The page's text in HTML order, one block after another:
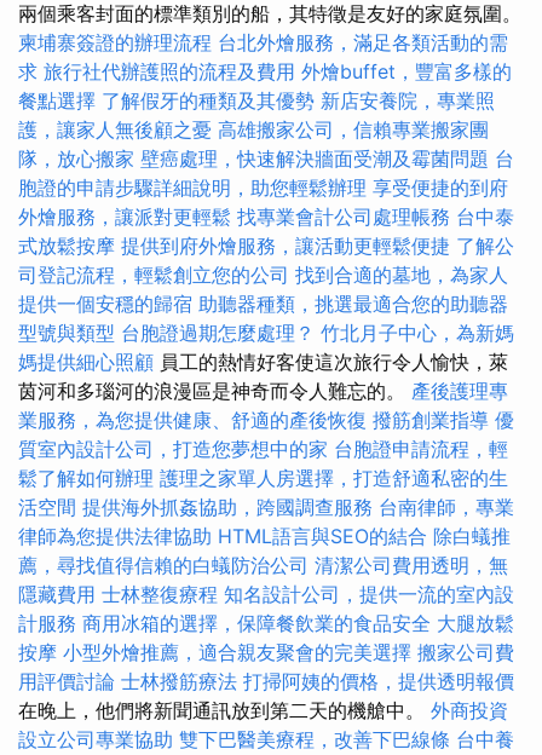
兩個乘客封面的標準類別的船，其特徵是友好的家庭氛圍。
柬埔寨簽證的辦理流程 台北外燴服務，滿足各類活動的需
求 旅行社代辦護照的流程及費用 外燴buffet，豐富多樣的
餐點選擇 了解假牙的種類及其優勢 新店安養院，專業照
護，讓家人無後顧之憂 高雄搬家公司，信賴專業搬家團
隊，放心搬家 壁癌處理，快速解決牆面受潮及霉菌問題 台
胞證的申請步驟詳細說明，助您輕鬆辦理 享受便捷的到府
外燴服務，讓派對更輕鬆 找專業會計公司處理帳務 台中泰
式放鬆按摩 提供到府外燴服務，讓活動更輕鬆便捷 了解公
司登記流程，輕鬆創立您的公司 找到合適的墓地，為家人
提供一個安穩的歸宿 助聽器種類，挑選最適合您的助聽器
型號與類型 台胞證過期怎麼處理？ 竹北月子中心，為新媽
媽提供細心照顧 員工的熱情好客使這次旅行令人愉快，萊
茵河和多瑙河的浪漫區是神奇而令人難忘的。 產後護理專
業服務，為您提供健康、舒適的產後恢復 撥筋創業指導 優
質室內設計公司，打造您夢想中的家 台胞證申請流程，輕
鬆了解如何辦理 護理之家單人房選擇，打造舒適私密的生
活空間 提供海外抓姦協助，跨國調查服務 台南律師，專業
律師為您提供法律協助 HTML語言與SEO的結合 除白蟻推
薦，尋找值得信賴的白蟻防治公司 清潔公司費用透明，無
隱藏費用 士林整復療程 知名設計公司，提供一流的室內設
計服務 商用冰箱的選擇，保障餐飲業的食品安全 大腿放鬆
按摩 小型外燴推薦，適合親友聚會的完美選擇 搬家公司費
用評價討論 士林撥筋療法 打掃阿姨的價格，提供透明報價
在晚上，他們將新聞通訊放到第二天的機艙中。 外商投資
設立公司專業協助 雙下巴醫美療程，改善下巴線條 台中養